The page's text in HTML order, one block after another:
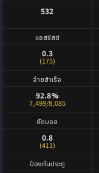
532
แอสซิสต์
0.3
(175)
จ่ายสำเร็จ
92.8%
7,499/8,085
ตัดบอล
0.8
(411)
ป้องกันประตู